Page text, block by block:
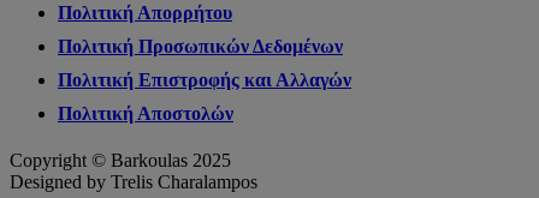
Πολιτική Απορρήτου
Πολιτική Προσωπικών Δεδομένων
Πολιτική Επιστροφής και Αλλαγών
Πολιτική Αποστολών
Copyright © Barkoulas 2025
Designed by Trelis Charalampos